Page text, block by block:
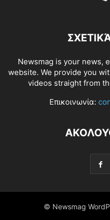
Newsmag is your news,
website. We provide you
videos straight from
Επικοινωνία:
© Newsmag